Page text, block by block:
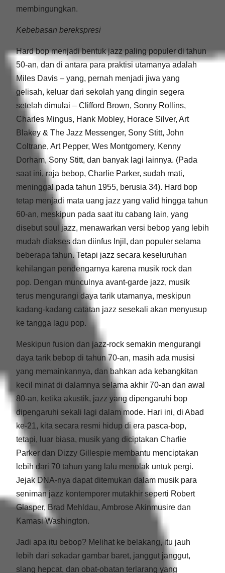
membingungkan.
Kebebasan berekspresi
Hard bop menjadi bentuk jazz paling populer di tahun
50-an, dan di antara para praktisi utamanya adalah
Miles Davis – yang, pernah menjadi jiwa yang
gelisah, keluar dari sekolah yang dingin segera
setelah dimulai – Clifford Brown, Sonny Rollins,
Charles Mingus, Hank Mobley, Horace Silver, Art
Blakey & The Jazz Messenger, Sony Stitt, John
Coltrane, Art Pepper, Wes Montgomery, Kenny
Dorham, Sony Stitt, dan banyak lagi lainnya. (Pada
saat ini, raja bebop, Charlie Parker, sudah mati,
meninggal pada tahun 1955, berusia 34). Hard bop
tetap menjadi mata uang jazz yang valid hingga tahun
60-an, meskipun pada saat itu cabang lain, yang
disebut soul jazz, menawarkan versi bebop yang lebih
mudah diakses dan diinfus Injil, dan populer selama
beberapa tahun. Tetapi jazz secara keseluruhan
kehilangan pendengarnya karena musik rock dan
pop. Dengan munculnya avant-garde jazz, musik
terus mengurangi daya tarik utamanya, meskipun
kadang-kadang catatan jazz sesekali akan menyusup
ke tangga lagu pop.
Meskipun fusion dan jazz-rock semakin mengurangi
daya tarik bebop di tahun 70-an, masih ada musisi
yang memainkannya, dan bahkan ada kebangkitan
kecil minat di dalamnya selama akhir 70-an dan awal
80-an, ketika akustik, jazz yang dipengaruhi bop
dipengaruhi sekali lagi dalam mode. Hari ini, di Abad
ke-21, kita secara resmi hidup di era pasca-bop,
tetapi, luar biasa, musik yang diciptakan Charlie
Parker dan Dizzy Gillespie membantu menciptakan
lebih dari 70 tahun yang lalu menolak untuk pergi.
Jejak DNA-nya dapat ditemukan dalam musik para
seniman jazz kontemporer mutakhir seperti Robert
Glasper, Brad Mehldau, Ambrose Akinmusire dan
Kamasi Washington.
Jadi apa itu bebop? Melihat ke belakang, itu jauh
lebih dari sekadar gambar baret, janggut janggut,
slang hepcat, dan obat-obatan terlarang yang